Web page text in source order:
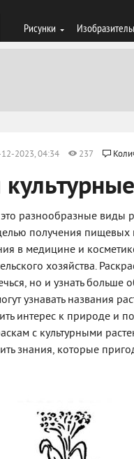
Рисунки
2023, 04:34 237
это разнообразные
получения пищевых
в медицине и
хозяйства.
но и узнать
узнавать названия
интерес к природе и
с культурными
знания, которые